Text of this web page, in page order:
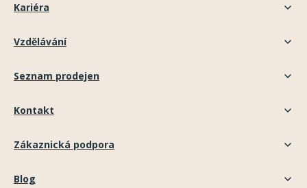
Kariéra
Vzdělávání
Seznam prodejen
Kontakt
Zákaznická podpora
Blog